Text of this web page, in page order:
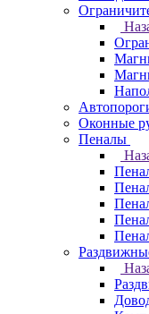
Оконные
Пеналы